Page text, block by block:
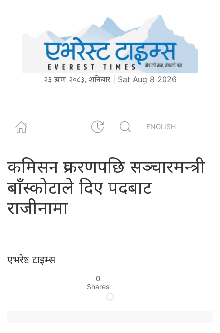
२३ श्रावण २०८३, शनिबार | Sat Aug 8 2026
ENGLISH
कमिसन प्रकरणपछि सञ्‍चारमन्त्री
बाँस्कोटाले दिए पदबाट
राजीनामा
एभरेष्ट टाइम्स
0
Shares